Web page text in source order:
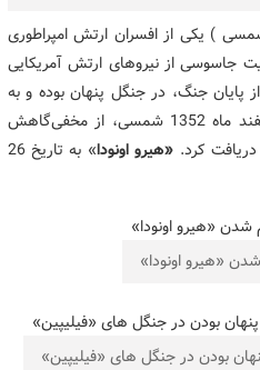
28 اسفند 1300 شمسی ) یکی از افسران ارتش امپراطوری
جاسوسی از نیروهای ارتش آمریکایی
میلادی) به «فیلیپین» اعزام شد و تا حدود 29 سال پس از پایان جنگ، در جنگل پنهان بوده و به
ماموریت خود را ادامه داد. او سرانجام پس از ملاقات با افسر فرمانده سابق خود، در اسفند ماه 1352 شمسی، از مخفی‌گاهش
کرد. «هیرو اونودا
» به تاریخ 26
بودن در جنگل های «فیلیپین»